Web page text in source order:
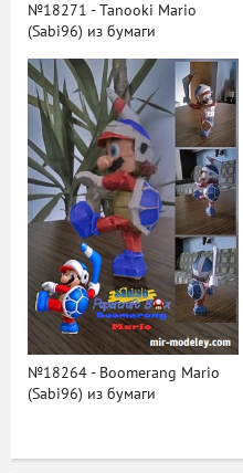
№18271 - Tanooki Mario
(Sabi96) из бумаги
№18264 - Boomerang Mario
(Sabi96) из бумаги